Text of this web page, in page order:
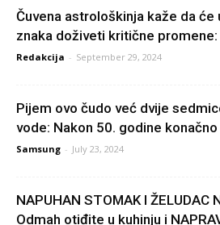
Čuvena astrološkinja kaže da će
znaka doživeti kritične promene:
Redakcija - September 29, 2024
Pijem ovo čudo već dvije
vode: Nakon 50. godine konačno
Samsung - July 23, 2024
NAPUHAN STOMAK I ŽELUDAC
Odmah otiđite u kuhinju i